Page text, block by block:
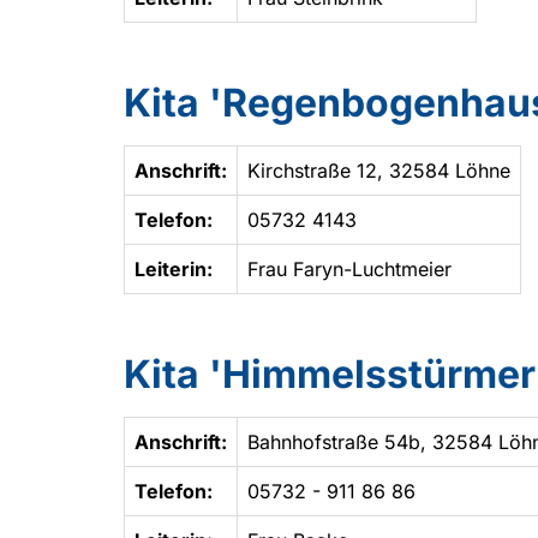
Kita
Anschrift: Kirchstraße 12, 32584 Löhne
Telefon: 05732 4143
Leiterin: Frau Faryn-Luchtmeier
Kita
Anschrift: Bahnhofstraße 54b, 32584
Telefon: 05732 - 911 86 86